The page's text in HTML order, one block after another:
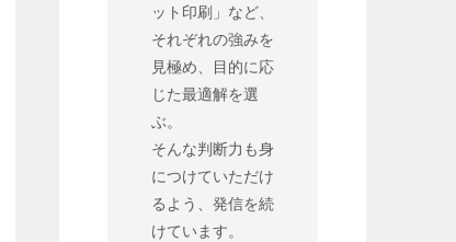
ット印刷」など、
それぞれの強みを
見極め、目的に応
じた最適解を選
ぶ。
そんな判断力も身
につけていただけ
るよう、発信を続
けています。